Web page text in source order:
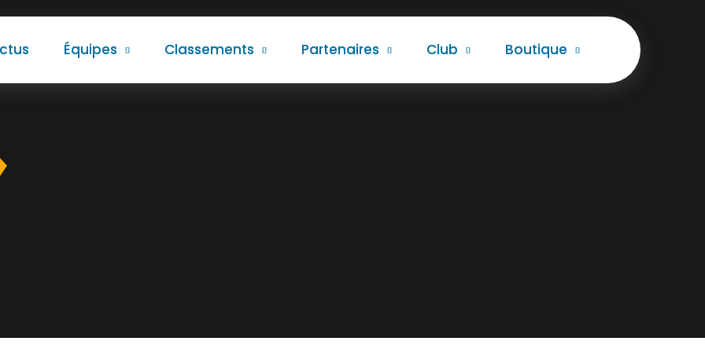
Équipes Classements Partenaires Club Boutique